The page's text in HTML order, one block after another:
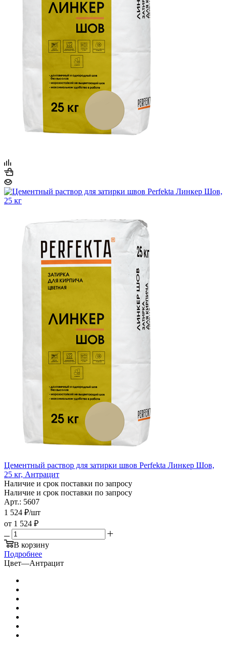
Цементный раствор для затирки швов Perfekta Линкер Шов,
25 кг, Антрацит
Наличие и срок поставки по запросу
Наличие и срок поставки по запросу
Арт.: 5607
1 524 ₽/шт
от 1 524 ₽
В корзину
Подробнее
Цвет—Антрацит